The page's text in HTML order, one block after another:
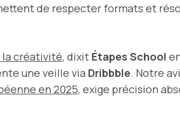
de respecter formats et
la créativité, dixit Étapes School
une veille via Dribbble. Notre
en 2025, exige précision